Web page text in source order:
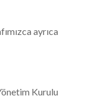
ayrıca
Kurulu